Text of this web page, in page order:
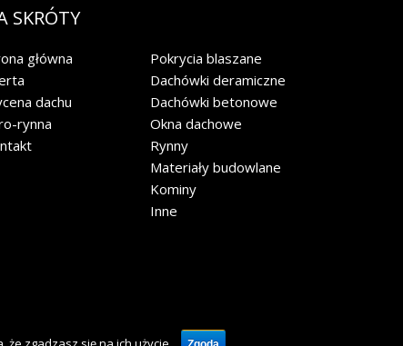
SKRÓTY
główna
dachu
rynna
Pokrycia blaszane
Dachówki deramiczne
Dachówki betonowe
Okna dachowe
Rynny
Materiały budowlane
Kominy
Inne